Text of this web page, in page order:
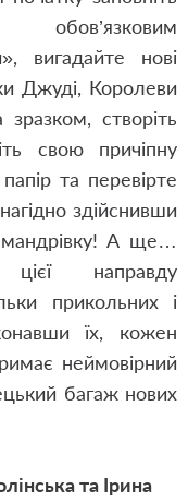
обов’язковим
», вигадайте нові
Джуді, Королеви
створіть
свою причіпну
та перевірте
здійснивши
мандрівку! А ще…
направду
прикольних і
їх, кожен
неймовірний
багаж нових
та Ірина